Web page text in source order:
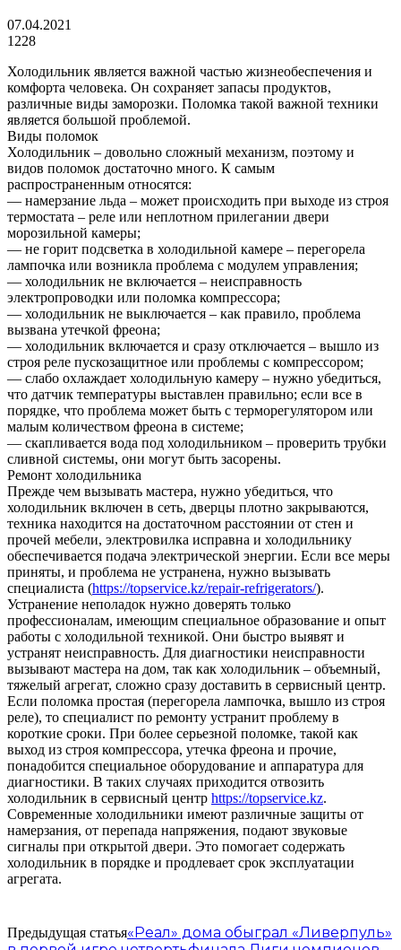
07.04.2021
1228
Холодильник является важной частью жизнеобеспечения и
комфорта человека. Он сохраняет запасы продуктов,
различные виды заморозки. Поломка такой важной техники
является большой проблемой.
Виды поломок
Холодильник – довольно сложный механизм, поэтому и
видов поломок достаточно много. К самым
распространенным относятся:
— намерзание льда – может происходить при выходе из строя
термостата – реле или неплотном прилегании двери
морозильной камеры;
— не горит подсветка в холодильной камере – перегорела
лампочка или возникла проблема с модулем управления;
— холодильник не включается – неисправность
электропроводки или поломка компрессора;
— холодильник не выключается – как правило, проблема
вызвана утечкой фреона;
— холодильник включается и сразу отключается – вышло из
строя реле пускозащитное или проблемы с компрессором;
— слабо охлаждает холодильную камеру – нужно убедиться,
что датчик температуры выставлен правильно; если все в
порядке, что проблема может быть с терморегулятором или
малым количеством фреона в системе;
— скапливается вода под холодильником – проверить трубки
сливной системы, они могут быть засорены.
Ремонт холодильника
Прежде чем вызывать мастера, нужно убедиться, что
холодильник включен в сеть, дверцы плотно закрываются,
техника находится на достаточном расстоянии от стен и
прочей мебели, электровилка исправна и холодильнику
обеспечивается подача электрической энергии. Если все меры
приняты, и проблема не устранена, нужно вызывать
специалиста (https://topservice.kz/repair-refrigerators/).
Устранение неполадок нужно доверять только
профессионалам, имеющим специальное образование и опыт
работы с холодильной техникой. Они быстро выявят и
устранят неисправность. Для диагностики неисправности
вызывают мастера на дом, так как холодильник – объемный,
тяжелый агрегат, сложно сразу доставить в сервисный центр.
Если поломка простая (перегорела лампочка, вышло из строя
реле), то специалист по ремонту устранит проблему в
короткие сроки. При более серьезной поломке, такой как
выход из строя компрессора, утечка фреона и прочие,
понадобится специальное оборудование и аппаратура для
диагностики. В таких случаях приходится отвозить
холодильник в сервисный центр https://topservice.kz.
Современные холодильники имеют различные защиты от
намерзания, от перепада напряжения, подают звуковые
сигналы при открытой двери. Это помогает содержать
холодильник в порядке и продлевает срок эксплуатации
агрегата.
Предыдущая статья«Реал» дома обыграл «Ливерпуль»